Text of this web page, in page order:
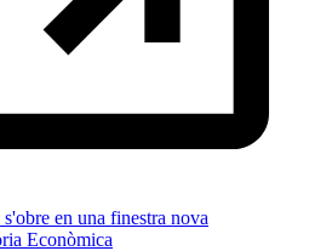
en una finestra nova
Econòmica